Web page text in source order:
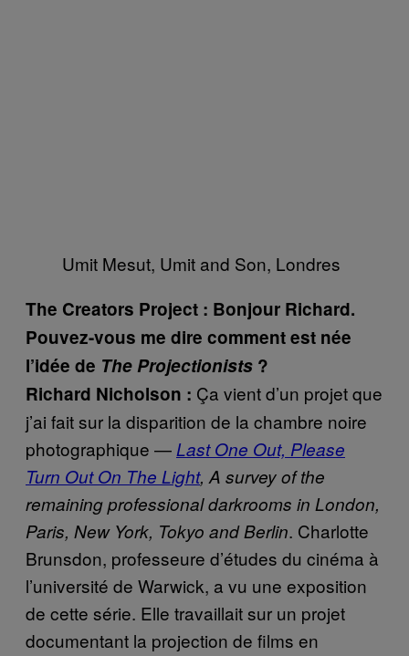
Umit Mesut, Umit and Son, Londres
The Creators Project : Bonjour Richard.
Pouvez-vous me dire comment est née
l’idée de The Projectionists ?
Richard Nicholson : Ça vient d’un projet que
j’ai fait sur la disparition de la chambre noire
photographique — Last One Out, Please
Turn Out On The Light, A survey of the
remaining professional darkrooms in London,
Paris, New York, Tokyo and Berlin. Charlotte
Brunsdon, professeure d’études du cinéma à
l’université de Warwick, a vu une exposition
de cette série. Elle travaillait sur un projet
documentant la projection de films en